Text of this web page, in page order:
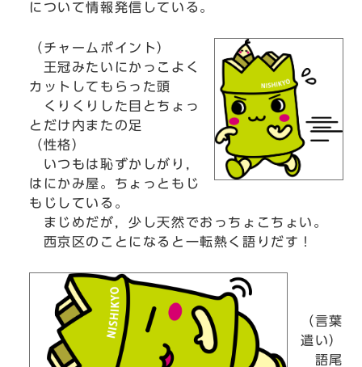
について情報発信している。
（チャームポイント）
王冠みたいにかっこよく
カットしてもらった頭
くりくりした目とちょっ
とだけ内またの足
（性格）
いつもは恥ずかしがり，
はにかみ屋。ちょっともじ
もじしている。
まじめだが，少し天然でおっちょこちょい。
西京区のことになると一転熱く語りだす！
（言葉
遣い）
語尾